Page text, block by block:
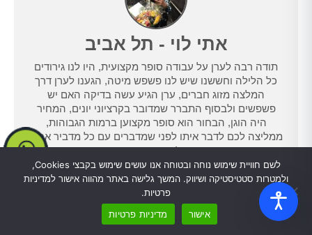
אתי לוי - תל אביב
תודה רבה לערן על עבודה סופר מקצועית, היו לנו גירודים
כל הלילה וחששנו שיש לנו פשפש מיטה, הגענו לערן דרך
המלצה מזוג חברים, ערן הגיע עשה בדיקה האם יש
פשפשים ולבסוף התברר שמדובר בקרציוני יונים, המחיר
היה הוגן, הבחור הוא סופר מקצוען ברמות הגבוהות,
ממליצה לכם לדבר איתו לפני שמדברים עם כל מדביר אחר.
ישר ואמין!
לשם חוויית שימוש נוחה ובטוחה אנו עושים שימוש בקבצי Cookies,
ולמטרות סטטיסטיקה ושיווק. המשך גלישה באתר מהווה אישור למדיניות
פרטיות.
אישור
מדיניות פרטיות